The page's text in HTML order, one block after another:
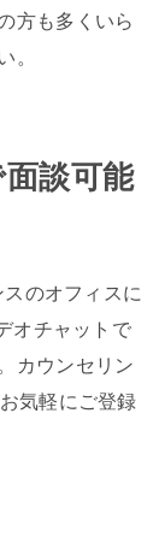
方も多くいら
談可能
のオフィスに
オチャットで
カウンセリン
気軽にご登録